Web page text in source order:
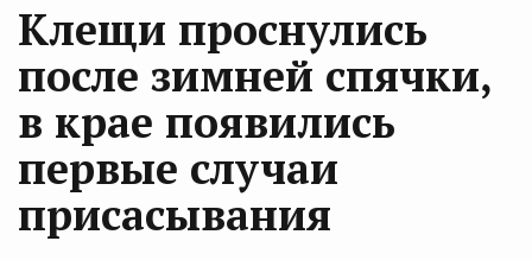
Клещи проснулись
после зимней спячки,
в крае появились
первые случаи
присасывания